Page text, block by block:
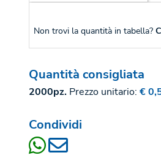
Non trovi la quantità in tabella?
Quantità consigliata
2000pz. Prezzo unitario: €
Condividi